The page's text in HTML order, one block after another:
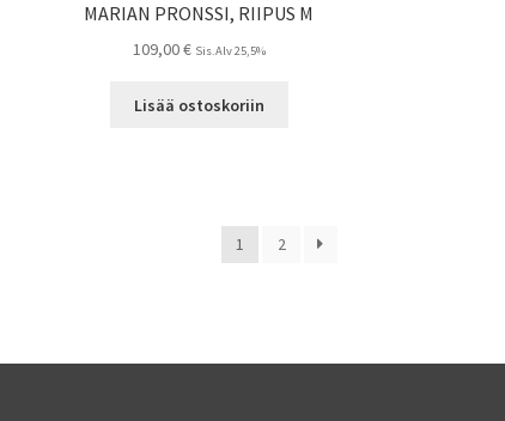
MARIAN PRONSSI, RIIPUS M
109,00€ Sis.Alv 25,5%
Lisää ostoskoriin
1 2